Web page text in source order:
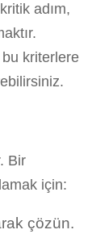
adım,
kriterlere
Bir
için:
çözün.